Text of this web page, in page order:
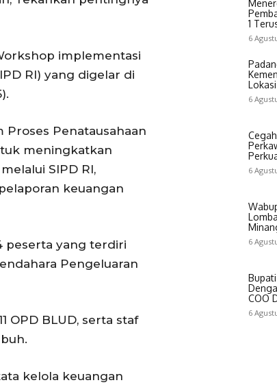
implementasi
RI) yang digelar di
Proses Penatausahaan
meningkatkan
SIPD RI,
keuangan
peserta yang terdiri
Pengeluaran
OPD BLUD, serta staf
kelola keuangan
1
6
6
6
6
COO
6